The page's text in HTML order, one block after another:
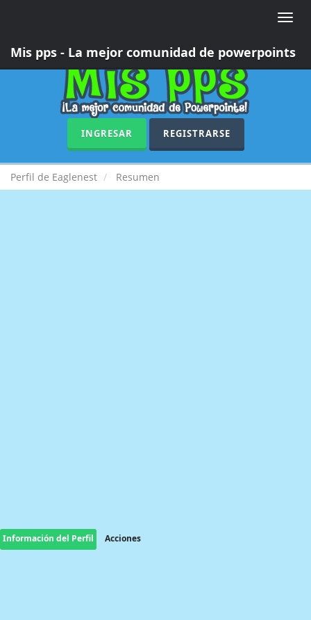
Toggle
Mis pps - La mejor comunidad de powerpoints
INGRESAR REGISTRARSE
Perfil de Eaglenest Resumen
Información del Perfil Acciones